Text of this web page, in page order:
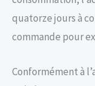
quatorze jours à
commande pour
Conformément à